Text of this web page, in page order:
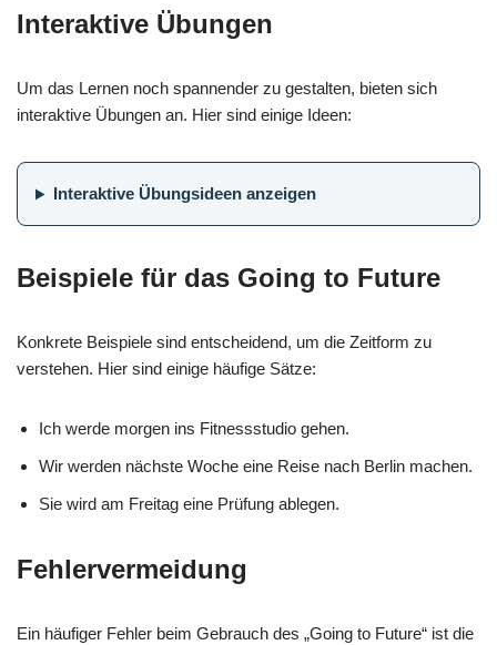
Interaktive Übungen
Um das Lernen noch spannender zu gestalten, bieten sich
interaktive Übungen an. Hier sind einige Ideen:
Interaktive Übungsideen anzeigen
Beispiele für das Going to Future
Konkrete Beispiele sind entscheidend, um die Zeitform zu
verstehen. Hier sind einige häufige Sätze:
Ich werde morgen ins Fitnessstudio gehen.
Wir werden nächste Woche eine Reise nach Berlin machen.
Sie wird am Freitag eine Prüfung ablegen.
Fehlervermeidung
Ein häufiger Fehler beim Gebrauch des „Going to Future“ ist die